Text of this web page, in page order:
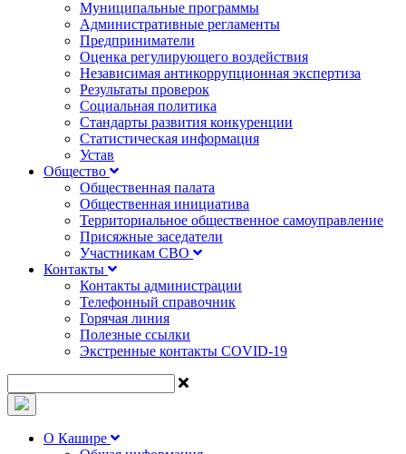
Муниципальные программы
Административные регламенты
Предприниматели
Оценка регулирующего воздействия
Независимая антикоррупционная экспертиза
Результаты проверок
Социальная политика
Стандарты развития конкуренции
Статистическая информация
Устав
Общество
Общественная палата
Общественная инициатива
Территориальное общественное самоуправление
Присяжные заседатели
Участникам СВО
Контакты
Контакты администрации
Телефонный справочник
Горячая линия
Полезные ссылки
Экстренные контакты COVID-19
О Кашире